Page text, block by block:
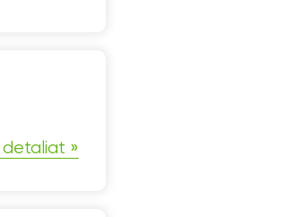
detaliat